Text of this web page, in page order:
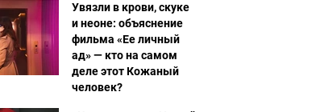
Увязли в крови, скуке
и неоне: объяснение
фильма «Ее личный
ад» — кто на самом
деле этот Кожаный
человек?